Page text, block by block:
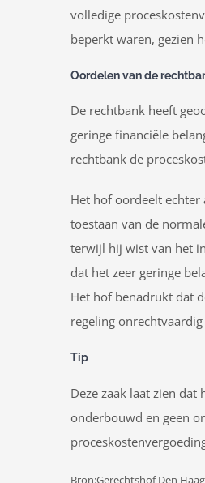
volledige
beperkt waren, gezien
Oordelen van de
De rechtbank heeft
geringe financiële
rechtbank de
Het hof oordeelt
toestaan van de
terwijl hij wist van het
dat het zeer geringe
Het hof benadrukt dat
regeling
Tip
Deze zaak laat zien
onderbouwd en geen
Bron:Gerechtshof Den